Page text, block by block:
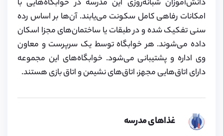
دانش‌آموزان شبانه‌روزی این مدرسه در خوابگاه‌هایی با
امکانات رفاهی کامل سکونت می‌یابند. آن‌ها بر اساس رده
سنی تفکیک شده و در طبقات یا ساختمان‌های مجزا اسکان
داده می‌شوند. هر خوابگاه توسط یک سرپرست و معاون
وی اداره و پشتیبانی می‌شود. خوابگاه‌های این مجموعه
دارای اتاق‌هایی مجهز، اتاق‌های نشیمن و اتاق بازی هستند.
غذاهای مدرسه